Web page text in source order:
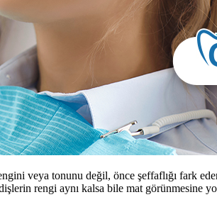
veya tonunu değil, önce şeffaflığı fark
rengi aynı kalsa bile mat görünmesine